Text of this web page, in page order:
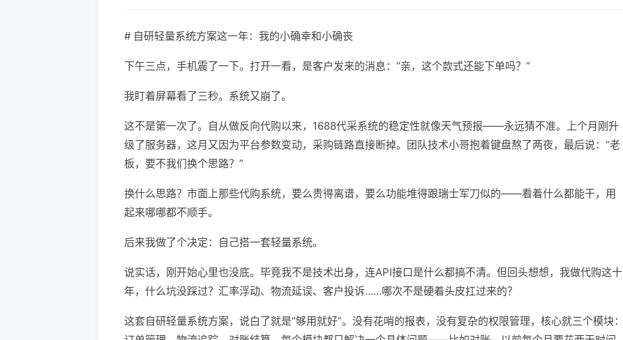
# 自研轻量系统方案这一年：我的小确幸和小确丧
下午三点，手机震了一下。打开一看，是客户发来的消息：“亲，这个款式还能下单吗？”
我盯着屏幕看了三秒。系统又崩了。
这不是第一次了。自从做反向代购以来，1688代采系统的稳定性就像天气预报——永远猜不准。上个月刚升
级了服务器，这月又因为平台参数变动，采购链路直接断掉。团队技术小哥抱着键盘熬了两夜，最后说：“老
板，要不我们换个思路？”
换什么思路？市面上那些代购系统，要么贵得离谱，要么功能堆得跟瑞士军刀似的——看着什么都能干，用
起来哪哪都不顺手。
后来我做了个决定：自己搭一套轻量系统。
说实话，刚开始心里也没底。毕竟我不是技术出身，连API接口是什么都搞不清。但回头想想，我做代购这十
年，什么坑没踩过？汇率浮动、物流延误、客户投诉……哪次不是硬着头皮扛过来的？
这套自研轻量系统方案，说白了就是“够用就好”。没有花哨的报表，没有复杂的权限管理，核心就三个模块：